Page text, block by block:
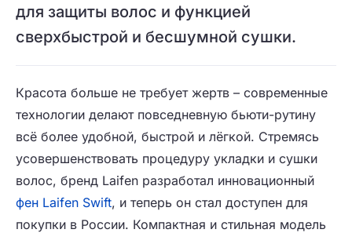
для защиты волос и функцией
сверхбыстрой и бесшумной сушки.
Красота больше не требует жертв – современные
технологии делают повседневную бьюти-рутину
всё более удобной, быстрой и лёгкой. Стремясь
усовершенствовать процедуру укладки и сушки
волос, бренд Laifen разработал инновационный
фен Laifen Swift, и теперь он стал доступен для
покупки в России. Компактная и стильная модель